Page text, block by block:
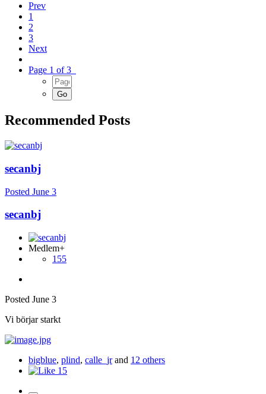
Prev
1
2
3
Next
Page 1 of 3
Recommended Posts
secanbj
Posted June 3
secanbj
Medlem+
155
Posted June 3
Vi börjar starkt
bigblue, plind, calle_jrand 12 others
15